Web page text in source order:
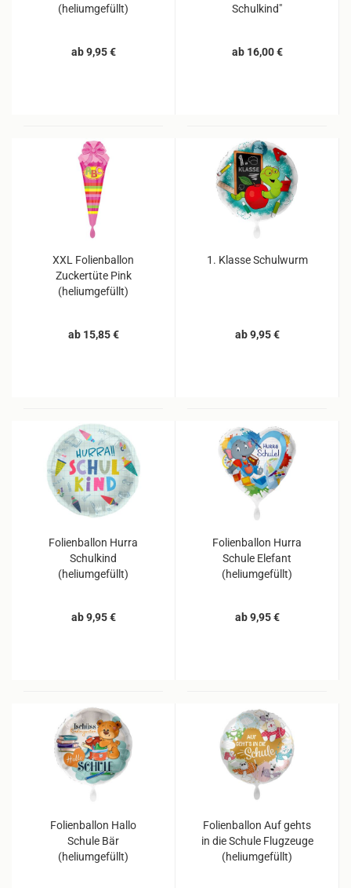
(heliumgefüllt)
ab 9,95 €
Schulkind"
ab 16,00 €
XXL Folienballon
Zuckertüte Pink
(heliumgefüllt)
ab 15,85 €
1. Klasse Schulwurm
ab 9,95 €
Folienballon Hurra
Schulkind
(heliumgefüllt)
ab 9,95 €
Folienballon Hurra
Schule Elefant
(heliumgefüllt)
ab 9,95 €
Folienballon Hallo
Schule Bär
(heliumgefüllt)
Folienballon Auf gehts
in die Schule Flugzeuge
(heliumgefüllt)